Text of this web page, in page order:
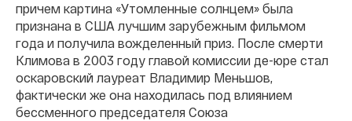
причем картина «Утомленные солнцем» была
признана в США лучшим зарубежным фильмом
года и получила вожделенный приз. После смерти
Климова в 2003 году главой комиссии де-юре стал
оскаровский лауреат Владимир Меньшов,
фактически же она находилась под влиянием
бессменного председателя Союза